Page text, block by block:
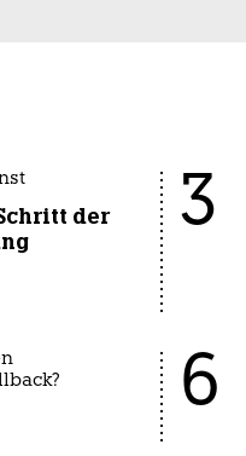
der
3
6